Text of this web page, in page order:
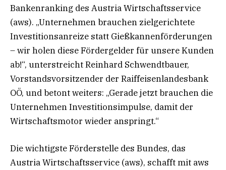
Bankenranking des Austria Wirtschaftsservice
(aws). „Unternehmen brauchen zielgerichtete
Investitionsanreize statt Gießkannenförderungen
– wir holen diese Fördergelder für unsere Kunden
ab!“, unterstreicht Reinhard Schwendtbauer,
Vorstandsvorsitzender der Raiffeisenlandesbank
OÖ, und betont weiters: „Gerade jetzt brauchen die
Unternehmen Investitionsimpulse, damit der
Wirtschaftsmotor wieder anspringt.“
Die wichtigste Förderstelle des Bundes, das
Austria Wirtschaftsservice (aws), schafft mit aws